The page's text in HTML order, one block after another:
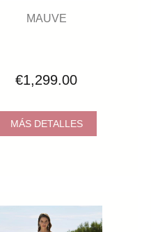
MAUVE
€1,299.00
MÁS DETALLES